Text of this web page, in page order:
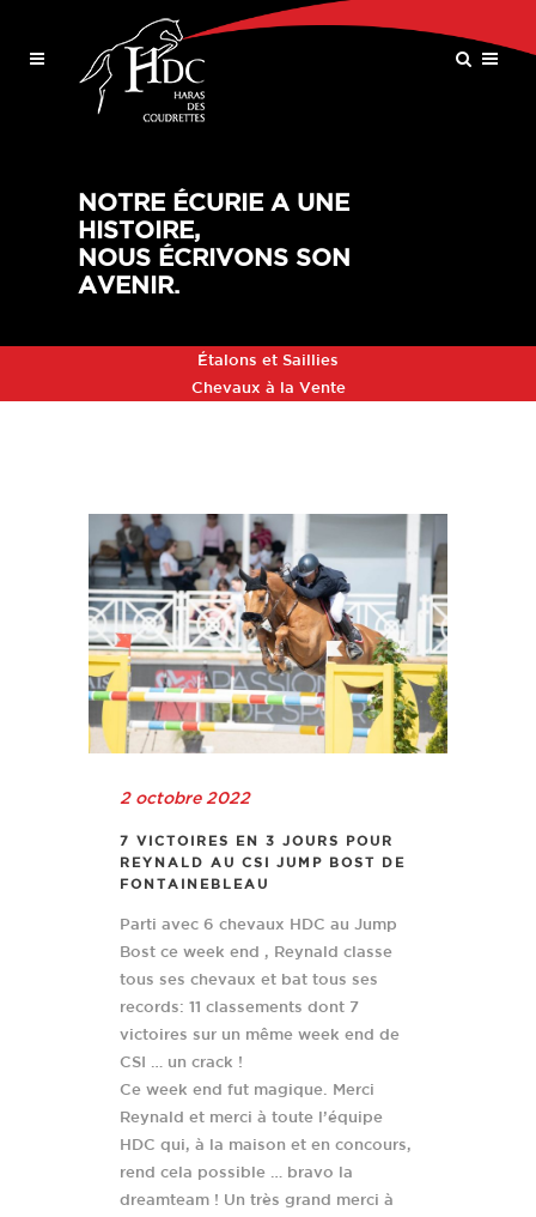
NOTRE ÉCURIE A UNE
HISTOIRE,
NOUS ÉCRIVONS SON
AVENIR.
Étalons et Saillies
Chevaux à la Vente
2 octobre 2022
7 VICTOIRES EN 3 JOURS POUR
REYNALD AU CSI JUMP BOST DE
FONTAINEBLEAU
Parti avec 6 chevaux HDC au Jump
Bost ce week end , Reynald classe
tous ses chevaux et bat tous ses
records: 11 classements dont 7
victoires sur un même week end de
CSI … un crack !
Ce week end fut magique. Merci
Reynald et merci à toute l’équipe
HDC qui, à la maison et en concours,
rend cela possible … bravo la
dreamteam ! Un très grand merci à